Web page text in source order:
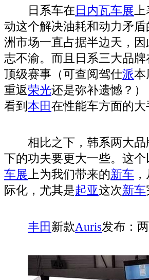
日系车在 日内瓦车展上
动这个解决油耗和动力矛盾
洲市场一直占据半边天，
志不渝。而且日系三大品
顶级赛事（可查阅驾仕派本
重返荣光还是弥补遗憾？
看到 本田在性能车方面的大
相比之下，韩系两大品
下的功夫要更大一些。这
车展上为我们带来的新车
际化，尤其是起亚这次新车
丰田 新款Auris发布：